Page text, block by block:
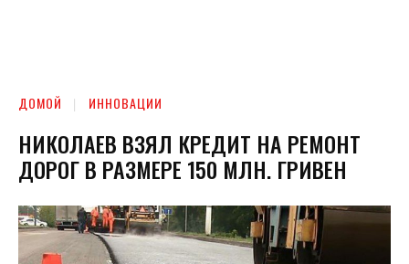
ДОМОЙ ИННОВАЦИИ
НИКОЛАЕВ ВЗЯЛ КРЕДИТ НА РЕМОНТ
ДОРОГ В РАЗМЕРЕ 150 МЛН. ГРИВЕН